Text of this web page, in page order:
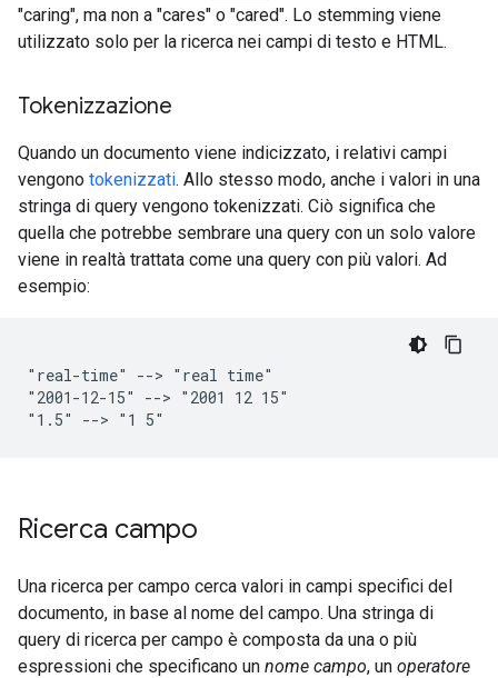
"caring", ma non a "cares" o "cared". Lo stemming viene
utilizzato solo per la ricerca nei campi di testo e HTML.
Tokenizzazione
Quando un documento viene indicizzato, i relativi campi
vengono tokenizzati. Allo stesso modo, anche i valori in una
stringa di query vengono tokenizzati. Ciò significa che
quella che potrebbe sembrare una query con un solo valore
viene in realtà trattata come una query con più valori. Ad
esempio:
"real-time" --> "real time"
"2001-12-15" --> "2001 12 15"
Ricerca campo
Una ricerca per campo cerca valori in campi specifici del
documento, in base al nome del campo. Una stringa di
query di ricerca per campo è composta da una o più
espressioni che specificano un nome campo, un operatore